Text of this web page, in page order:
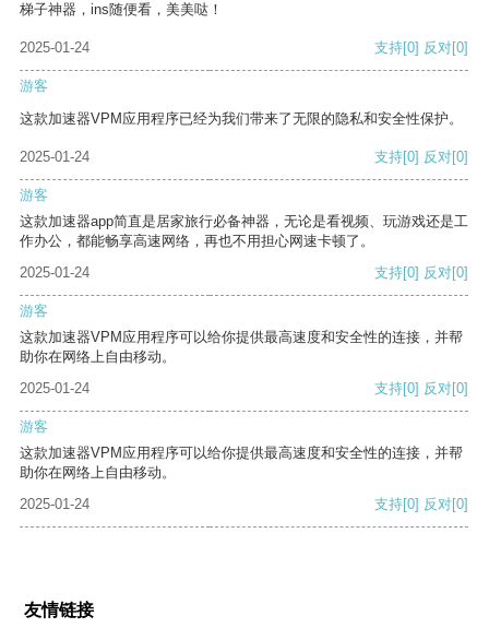
梯子神器，ins随便看，美美哒！
2025-01-24 支持[0] 反对[0]
游客
这款加速器VPM应用程序已经为我们带来了无限的隐私和安全性保护。
2025-01-24 支持[0] 反对[0]
游客
这款加速器app简直是居家旅行必备神器，无论是看视频、玩游戏还是工
作办公，都能畅享高速网络，再也不用担心网速卡顿了。
2025-01-24
支持[0] 反对[0]
游客
这款加速器VPM应用程序可以给你提供最高速度和安全性的连接，并帮
助你在网络上自由移动。
2025-01-24
支持[0] 反对[0]
游客
这款加速器VPM应用程序可以给你提供最高速度和安全性的连接，并帮
助你在网络上自由移动。
2025-01-24
支持[0] 反对[0]
友情链接